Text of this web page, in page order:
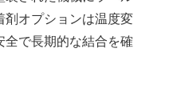
剤オプションは温度変
で長期的な結合を確